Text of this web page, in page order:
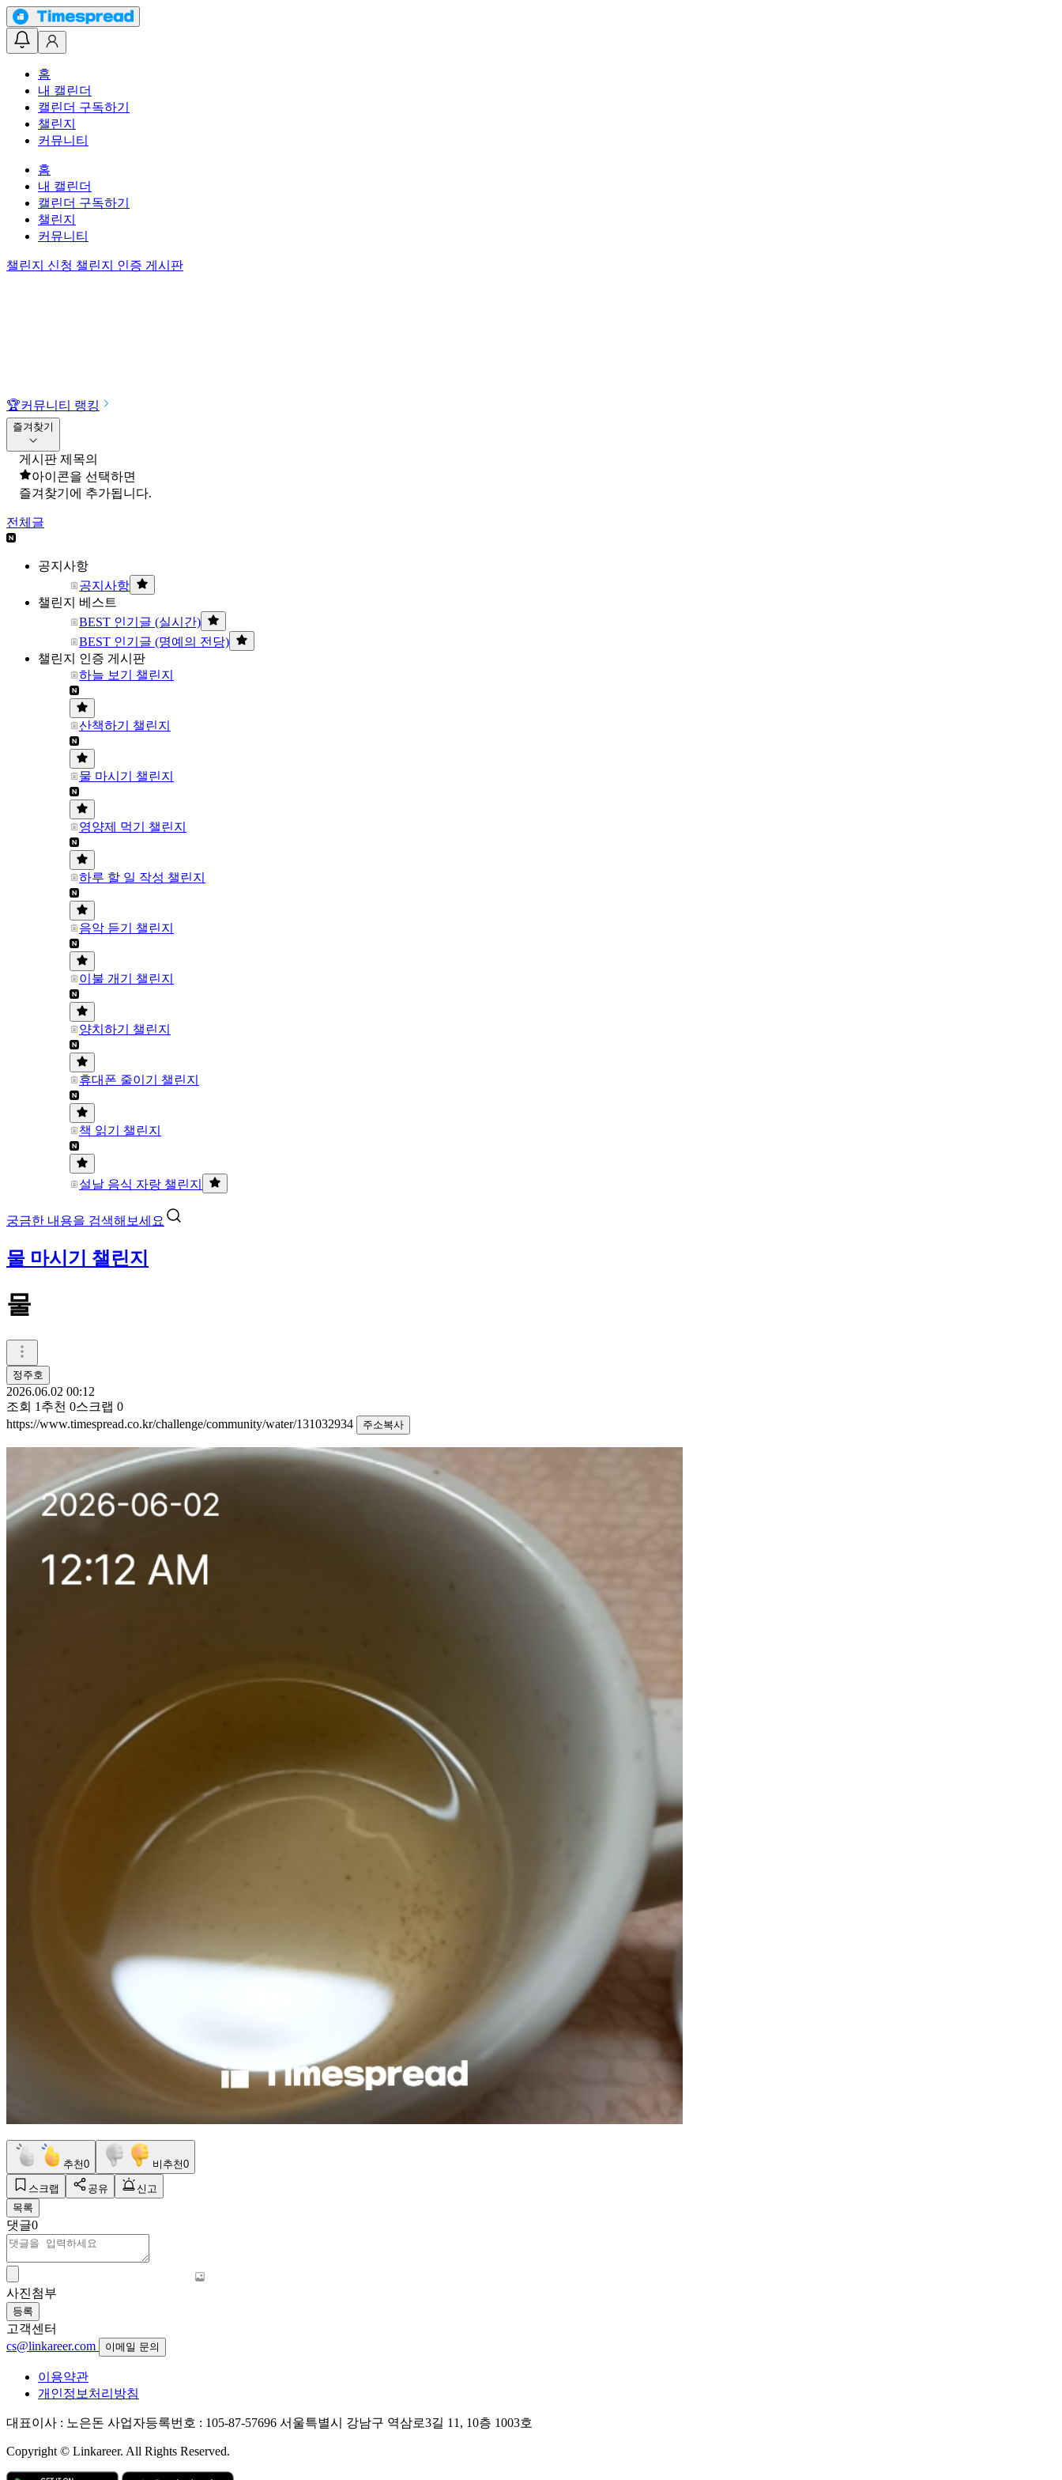
홈
내 캘린더
캘린더 구독하기
챌린지
커뮤니티
홈
내 캘린더
캘린더 구독하기
챌린지
커뮤니티
챌린지 신청 챌린지 인증 게시판
🏆커뮤니티 랭킹
즐겨찾기
게시판 제목의
아이콘을 선택하면
즐겨찾기에 추가됩니다.
전체글
공지사항
공지사항
챌린지 베스트
BEST 인기글 (실시간)
BEST 인기글 (명예의 전당)
챌린지 인증 게시판
하늘 보기 챌린지
산책하기 챌린지
물 마시기 챌린지
영양제 먹기 챌린지
하루 할 일 작성 챌린지
음악 듣기 챌린지
이불 개기 챌린지
양치하기 챌린지
휴대폰 줄이기 챌린지
책 읽기 챌린지
설날 음식 자랑 챌린지
궁금한 내용을 검색해보세요
물 마시기 챌린지
물
정주호
2026.06.02 00:12
조회 1 추천 0스크랩 0
https://www.timespread.co.kr/challenge/community/water/131032934
주소복사
추천0 비추천0
스크랩 공유
신고
목록
댓글0
사진첨부
등록
고객센터
cs@linkareer.com
이메일 문의
이용약관
개인정보처리방침
대표이사 : 노은돈 사업자등록번호 : 105-87-57696 서울특별시 강남구 역삼로3길 11, 10층 1003호
Copyright © Linkareer. All Rights Reserved.